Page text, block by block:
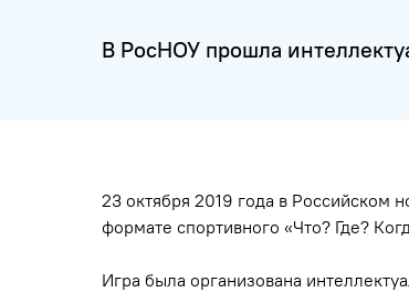
В РосНОУ прошла
23 октября 2019 года в Российском
формате спортивного «Что? Где?
Игра была организована